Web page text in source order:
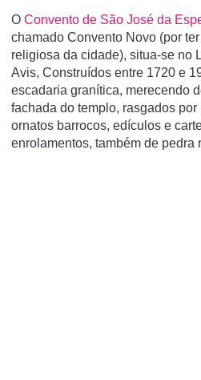
O Convento de São José da
chamado Convento Novo (por
religiosa da cidade), situa-se no
Avis, Construídos entre 1720 e
escadaria granítica, merecendo
fachada do templo, rasgados
ornatos barrocos, edículos e
enrolamentos, também de pedra